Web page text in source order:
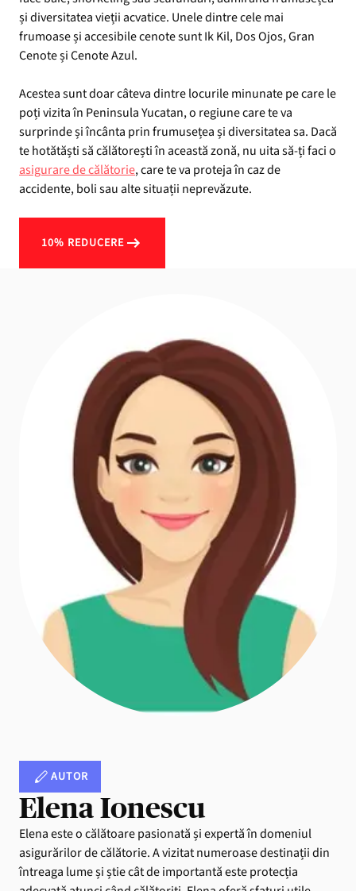
și diversitatea vieții acvatice. Unele dintre cele mai
frumoase și accesibile cenote sunt Ik Kil, Dos Ojos, Gran
Cenote și Cenote Azul.
Acestea sunt doar câteva dintre locurile minunate pe care le
poți vizita în Peninsula Yucatan, o regiune care te va
surprinde și încânta prin frumusețea și diversitatea sa. Dacă
te hotătăști să călătorești în această zonă, nu uita să-ți faci o
asigurare de călătorie, care te va proteja în caz de
accidente, boli sau alte situații neprevăzute.
10% REDUCERE
AUTOR
Elena Ionescu
Elena este o călătoare pasionată și expertă în domeniul
asigurărilor de călătorie. A vizitat numeroase destinații din
întreaga lume și știe cât de importantă este protecția